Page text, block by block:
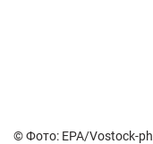
© Фото: EPA/Vostock-